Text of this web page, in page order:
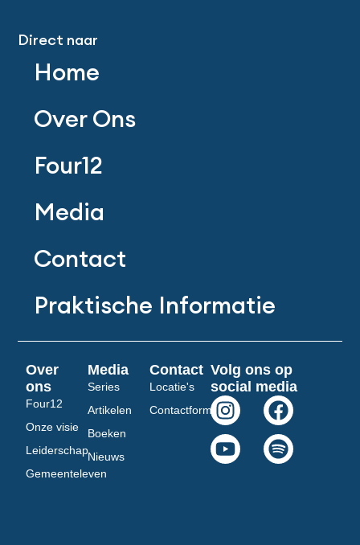
Direct naar
Home
Over Ons
Four12
Media
Contact
Praktische Informatie
Over
ons
Four12
Onze visie
Leiderschap
Gemeenteleven
Media
Series
Artikelen
Boeken
Nieuws
Contact
Locatie's
Contactformulier
Volg ons op
social media
I
n
s
t
F
a
c
e
Y
o
u
t
S
p
o
t